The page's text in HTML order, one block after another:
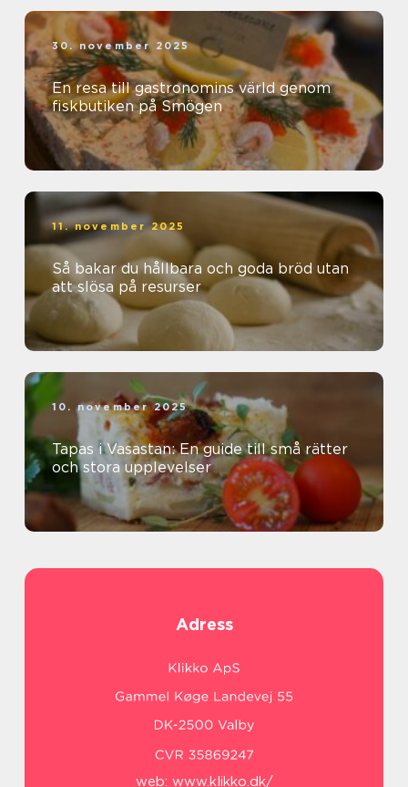
30. november 2025
En resa till gastronomins värld genom
fiskbutiken på Smögen
11. november 2025
Så bakar du hållbara och goda bröd utan
att slösa på resurser
10. november 2025
Tapas i Vasastan: En guide till små rätter
och stora upplevelser
Adress
web: www.klikko.dk/